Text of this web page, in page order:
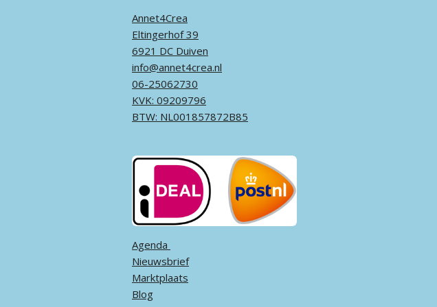
Annet4Crea
Eltingerhof 39
6921 DC Duiven
info@annet4crea.nl
06-25062730
KVK: 09209796
BTW: NL001857872B85
Agenda ​
Nieuwsbrief
Marktplaats
Blog